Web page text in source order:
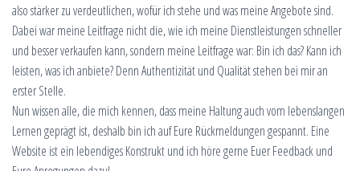
N
also stärker zu verdeutlichen, wofür ich stehe und was meine Angebote sind.
Dabei war meine Leitfrage nicht die, wie ich meine Dienstleistungen schneller
und besser verkaufen kann, sondern meine Leitfrage war: Bin ich das? Kann ich
leisten, was ich anbiete? Denn Authentizität und Qualität stehen bei mir an
erster Stelle.
Nun wissen alle, die mich kennen, dass meine Haltung auch vom lebenslangen
Lernen geprägt ist, deshalb bin ich auf Eure Rückmeldungen gespannt. Eine
Website ist ein lebendiges Konstrukt und ich höre gerne Euer Feedback und